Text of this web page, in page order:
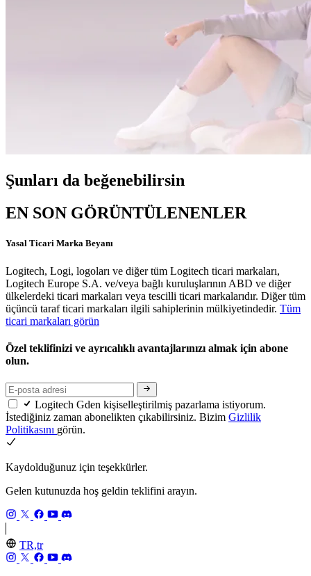
Şunları da beğenebilirsin
EN SON GÖRÜNTÜLENENLER
Yasal Ticari Marka Beyanı
Logitech, Logi, logoları ve diğer tüm Logitech ticari markaları,
Logitech Europe S.A. ve/veya bağlı kuruluşlarının ABD ve diğer
ülkelerdeki ticari markaları veya tescilli ticari markalarıdır. Diğer tüm
üçüncü taraf ticari markaları ilgili sahiplerinin mülkiyetindedir. Tüm
ticari markaları görün
Özel teklifinizi ve ayrıcalıklı avantajlarınızı almak için abone
olun.
Logitech Gden kişiselleştirilmiş pazarlama istiyorum.
İstediğiniz zaman abonelikten çıkabilirsiniz. Bizim Gizlilik
Politikasını görün.
Kaydolduğunuz için teşekkürler.
Gelen kutunuzda hoş geldin teklifini arayın.
TR,tr